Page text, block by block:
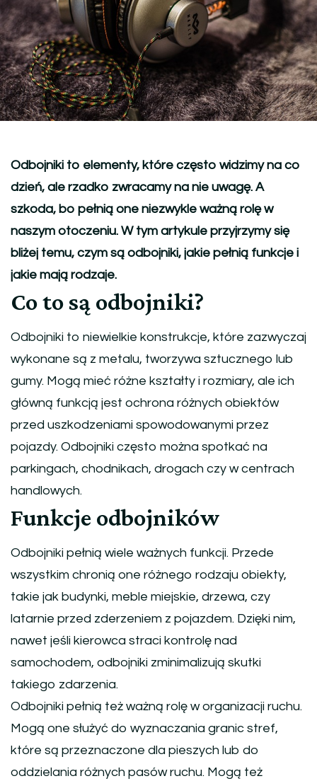
Odbojniki to elementy, które często widzimy na co
dzień, ale rzadko zwracamy na nie uwagę. A
szkoda, bo pełnią one niezwykle ważną rolę w
naszym otoczeniu. W tym artykule przyjrzymy się
bliżej temu, czym są odbojniki, jakie pełnią funkcje i
jakie mają rodzaje.
Co to są odbojniki?
Odbojniki to niewielkie konstrukcje, które zazwyczaj
wykonane są z metalu, tworzywa sztucznego lub
gumy. Mogą mieć różne kształty i rozmiary, ale ich
główną funkcją jest ochrona różnych obiektów
przed uszkodzeniami spowodowanymi przez
pojazdy. Odbojniki często można spotkać na
parkingach, chodnikach, drogach czy w centrach
handlowych.
Funkcje odbojników
Odbojniki pełnią wiele ważnych funkcji. Przede
wszystkim chronią one różnego rodzaju obiekty,
takie jak budynki, meble miejskie, drzewa, czy
latarnie przed zderzeniem z pojazdem. Dzięki nim,
nawet jeśli kierowca straci kontrolę nad
samochodem, odbojniki zminimalizują skutki
takiego zdarzenia.
Odbojniki pełnią też ważną rolę w organizacji ruchu.
Mogą one służyć do wyznaczania granic stref,
które są przeznaczone dla pieszych lub do
oddzielania różnych pasów ruchu. Mogą też